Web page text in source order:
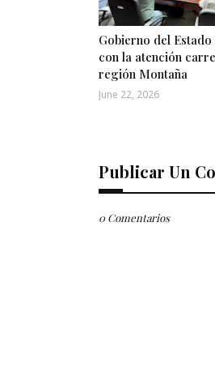
Gobierno del
con la atención
región Montaña
June 22, 2026
Publicar Un
0 Comentarios